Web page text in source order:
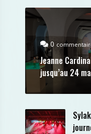
0
Jeanne
jusqu’au 24